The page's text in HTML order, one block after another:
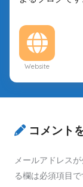
Website
コメント
メールアドレス
る欄は必須項目で